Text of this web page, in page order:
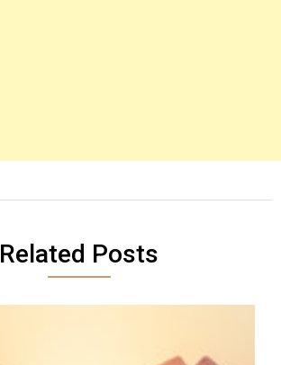
Related Posts